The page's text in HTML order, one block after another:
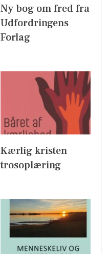
Ny bog om fred fra
Udfordringens
Forlag
Kærlig kristen
trosoplæring